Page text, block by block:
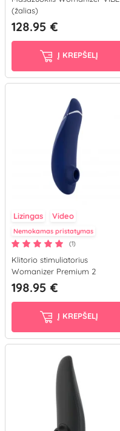
(žalias)
128.95 €
Į KREPŠELĮ
Lizingas Video
Nemokamas pristatymas
(1)
Klitorio stimuliatorius
Womanizer Premium 2
(mėlynas)
198.95 €
Į KREPŠELĮ